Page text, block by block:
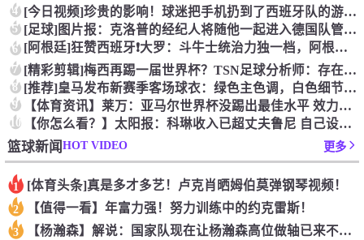
4 [今日视频]珍贵的影响！球迷把手机扔到了西班牙队的游行大巴上
5 [足球]图片报：克洛普的经纪人将随他一起进入德国队管理团队
6 [阿根廷]狂赞西班牙❗大罗：斗牛士统治力独一档，阿根廷有梅西
7 [精彩剪辑]梅西再踢一届世界杯？TSN足球分析师：存在可能性
8 [推荐]皇马发布新赛季客场球衣：绿色主色调，白色细节+经典肩
9 【体育资讯】莱万：亚马尔世界杯没踢出最佳水平 效力过巴萨后就
10 【你怎么看？】太阳报：科琳收入已超丈夫鲁尼 自己设计服装8岁
篮球新闻HOT VIDEO 更多
1 [体育头条]真是多才多艺！卢克肖晒姆伯莫弹钢琴视频！
2 【值得一看】年富力强！努力训练中的约克雷斯！
3 【杨瀚森】解说：国家队现在让杨瀚森高位做轴已来不及了 多打打